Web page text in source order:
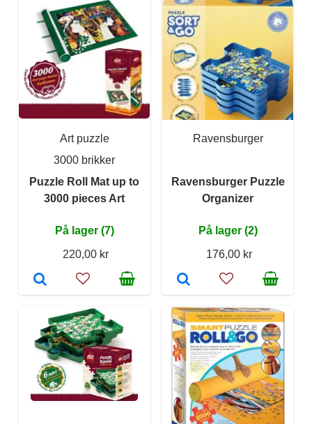
Art puzzle
3000 brikker
Puzzle Roll Mat up to
3000 pieces Art
På lager (7)
220,00 kr
Ravensburger
Ravensburger Puzzle
Organizer
På lager (2)
176,00 kr